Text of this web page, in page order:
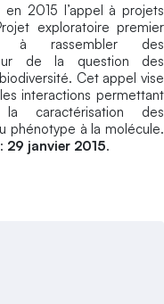
en 2015 l’appel à projets
exploratoire premier
à rassembler des
de la question des
Cet appel vise
interactions permettant
caractérisation des
phénotype à la molécule.
29 janvier 2015.